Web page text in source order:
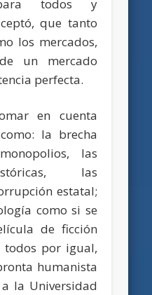
todos y
que tanto
los mercados,
un mercado
perfecta.
en cuenta
la brecha
las
las
estatal;
como si se
de ficción
todos por igual,
humanista
la Universidad